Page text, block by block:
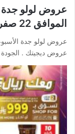
الموافق 22 صفر 1448 عروض ديجيتك
عروض ديجيتك .